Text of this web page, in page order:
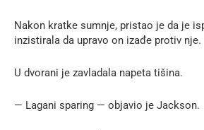
Nakon kratke sumnje, pristao je da je
inzistirala da upravo on izađe protiv nje.
U dvorani je zavladala napeta tišina.
— Lagani sparing — objavio je Jackson.